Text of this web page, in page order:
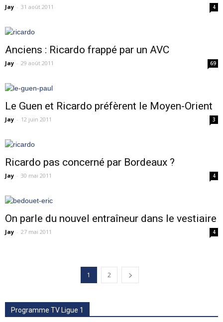
Jay - 31 août 2011 4
Anciens : Ricardo frappé par un AVC
Jay - 29 août 2011 69
Le Guen et Ricardo préfèrent le Moyen-Orient
Jay - 12 juin 2011 3
Ricardo pas concerné par Bordeaux ?
Jay - 30 mai 2011 4
On parle du nouvel entraîneur dans le vestiaire
Jay - 27 mai 2011 4
1 2
Programme TV Ligue 1